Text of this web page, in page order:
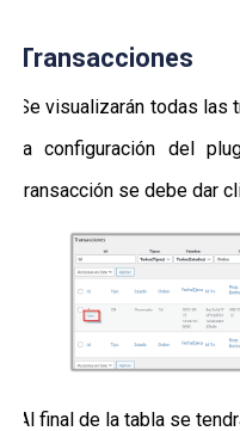
Transacciones
Se visualizarán todas
la configuración del
transacción se debe dar
Al final de la tabla se